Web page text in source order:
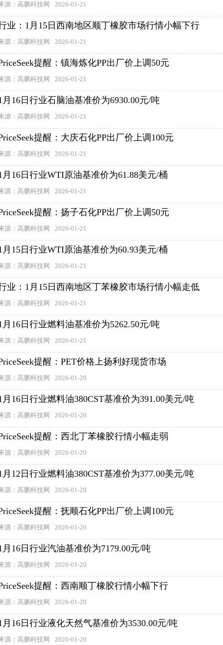
源：高鹏科技网 2026-01-21
业：1月15日西南地区顺丁橡胶市场行情小幅下行
源：高鹏科技网 2026-01-21
提醒：镇海炼化PP出厂价上调50元
源：高鹏科技网 2026-01-21
月16日行业石脑油基准价为6930.00元/吨
源：高鹏科技网 2026-01-21
提醒：大庆石化PP出厂价上调100元
源：高鹏科技网 2026-01-21
月16日行业WTI原油基准价为61.88美元/桶
源：高鹏科技网 2026-01-21
提醒：扬子石化PP出厂价上调50元
源：高鹏科技网 2026-01-21
月15日行业WTI原油基准价为60.93美元/桶
源：高鹏科技网 2026-01-21
业：1月15日西南地区丁苯橡胶市场行情小幅走低
源：高鹏科技网 2026-01-21
月16日行业燃料油基准价为5262.50元/吨
源：高鹏科技网 2026-01-21
提醒：PET价格上扬利好现货市场
源：高鹏科技网 2026-01-20
月16日行业燃料油380CST基准价为391.00美元/吨
源：高鹏科技网 2026-01-20
提醒：西北丁苯橡胶行情小幅走弱
源：高鹏科技网 2026-01-20
月12日行业燃料油380CST基准价为377.00美元/吨
源：高鹏科技网 2026-01-20
提醒：抚顺石化PP出厂价上调100元
源：高鹏科技网 2026-01-20
月16日行业汽油基准价为7179.00元/吨
源：高鹏科技网 2026-01-20
提醒：西南顺丁橡胶行情小幅下行
源：高鹏科技网 2026-01-20
月16日行业液化天然气基准价为3530.00元/吨
源：高鹏科技网 2026-01-20